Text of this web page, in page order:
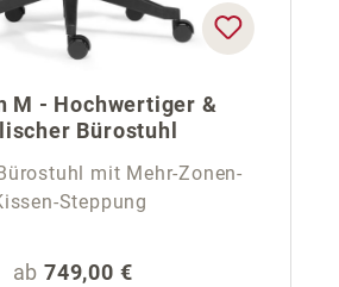
M - Hochwertiger &
Bürostuhl
mit Mehr-Zonen-
Steppung
Regulärer Preis:
ab 749,00 €